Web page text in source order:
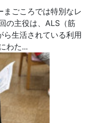
まごころでは特別なレ
の主役は、ALS（筋
ら生活されている利用
わた...